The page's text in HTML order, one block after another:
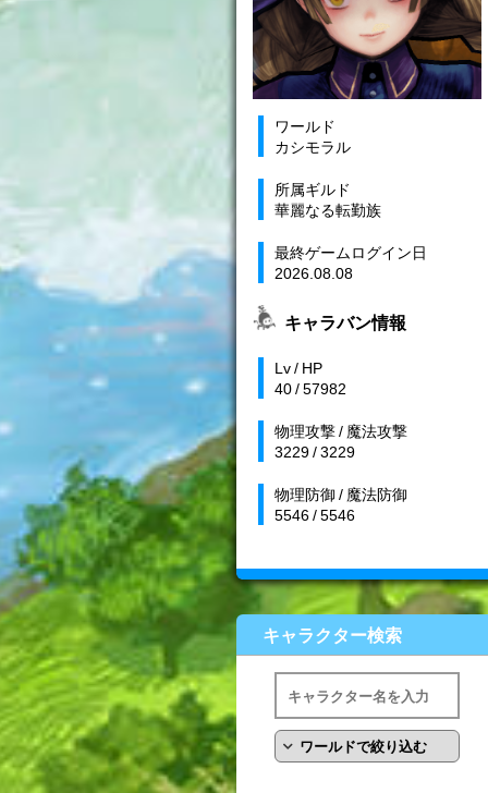
ワールド
カシモラル
所属ギルド
華麗なる転勤族
最終ゲームログイン日
2026.08.08
キャラバン情報
Lv / HP
40 / 57982
物理攻撃 / 魔法攻撃
3229 / 3229
物理防御 / 魔法防御
5546 / 5546
キャラクター検索